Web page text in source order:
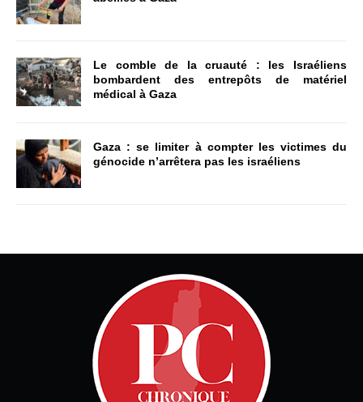
Le comble de la cruauté : les Israéliens
bombardent des entrepôts de matériel
médical à Gaza
Gaza : se limiter à compter les victimes du
génocide n’arrêtera pas les israéliens